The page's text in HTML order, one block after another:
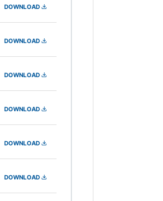
DOWNLOAD
DOWNLOAD
DOWNLOAD
DOWNLOAD
DOWNLOAD
DOWNLOAD